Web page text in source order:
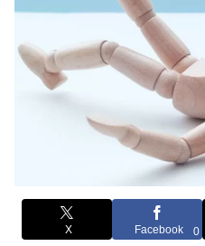
X Facebook 0